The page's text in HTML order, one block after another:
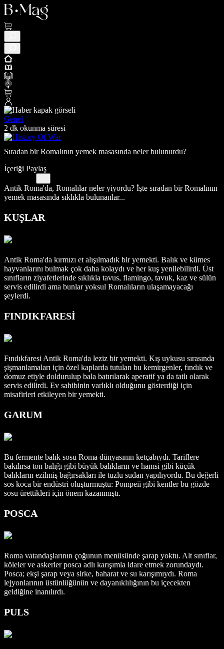
Genel
2 dk okunma süresi
Sıradan bir Romalının yemek masasında neler bulunurdu?
İçeriği Paylaş
Antik Roma'da, Romalılar neler yiyordu? İşte sıradan bir Romalının
yemek masasında sıklıkla bulunanlar...
KUŞLAR
Antik Roma'da kırmızı et alışılmadık bir yemekti. Balık ve kümes
hayvanlarını bulmak çok daha kolaydı ve her kuş yenilebilirdi. Üst
sınıfların ziyafetlerinde sıklıkla tavus, flamingo, tavuk, kaz ve sülün
servis edilirdi ama bunlar yoksul Romalıların ulaşamayacağı
şeylerdi.
FINDIKFARESİ
Fındıkfaresi Antik Roma'da leziz bir yemekti. Kış uykusu sırasında
şişmanlamaları için özel kaplarda tutulan bu kemirgenler, fındık ve
domuz etiyle doldurulup bala batırılarak aperatif ya da tatlı olarak
servis edilirdi. Ev sahibinin varlıklı olduğunu gösterdiği için
misafirleri etkileyen bir yemekti.
GARUM
Bu fermente balık sosu Roma dünyasının ketçabıydı. Tariflere
bakılırsa ton balığı gibi büyük balıkların ve hamsi gibi küçük
balıkların ezilmiş bağırsakları ile tuzlu sudan yapılıyordu. Bu değerli
sos koca bir endüstri oluşturmuştu: Pompeii gibi kentler bu gözde
sosu ürettikleri için önem kazanmıştı.
POSCA
Roma vatandaşlarının çoğunun menüsünde şarap yoktu. Alt sınıflar,
köleler ve askerler posca adlı karışımla idare etmek zorundaydı.
Posca; ekşi şarap veya sirke, baharat ve su karışımıydı. Roma
lejyonlarının üstünlüğünün ve dayanıklılığının bu içecekten
geldiğine inanılırdı.
PULS